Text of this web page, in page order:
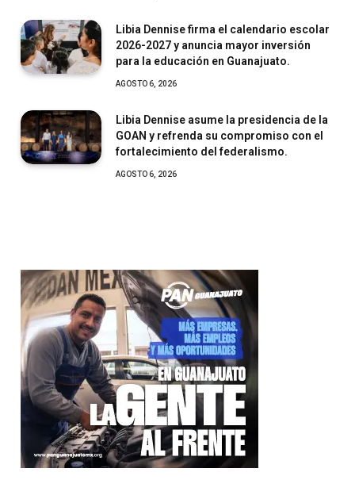
Libia Dennise firma el calendario escolar
2026-2027 y anuncia mayor inversión
para la educación en Guanajuato.
AGOSTO 6, 2026
Libia Dennise asume la presidencia de la
GOAN y refrenda su compromiso con el
fortalecimiento del federalismo.
AGOSTO 6, 2026